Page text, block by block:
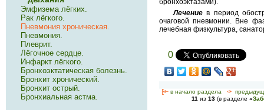
бронхоэктазами).
Лечение в период
очаговой пневмонии. Вне
лечебная физкультура,
0
[<— в начало раздела <-
11 из 13 (в разделе «
Эмфизема лёгких.
Рак лёгкого.
Пневмония хроническая.
Пневмония.
Плеврит.
Лёгочное сердце.
Инфаркт лёгкого.
Бронхоэктатическая болезнь.
Бронхит хронический.
Бронхит острый.
Бронхиальная астма.